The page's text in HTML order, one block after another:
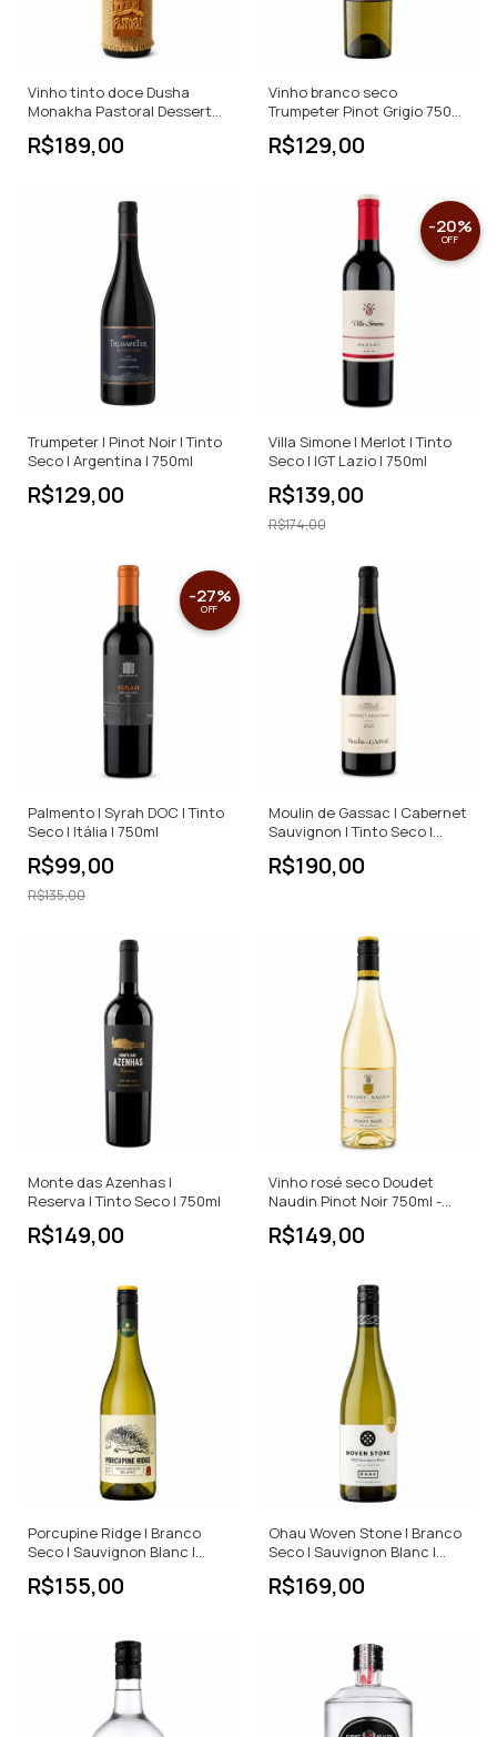
Vinho tinto doce Dusha
Monakha Pastoral Dessert
R$189,00
Vinho branco seco
Trumpeter Pinot Grigio 750
R$129,00
Trumpeter | Pinot Noir | Tinto
Seco | Argentina | 750ml
R$129,00
Villa Simone | Merlot | Tinto
Seco | IGT Lazio | 750ml
R$139,00
-20%
OFF
R$174,00
Palmento | Syrah DOC | Tinto
Seco | Itália | 750ml
R$99,00
-27%
OFF
R$135,00
Moulin de Gassac | Cabernet
Sauvignon | Tinto Seco |
R$190,00
Monte das Azenhas |
Reserva | Tinto Seco | 750ml
R$149,00
Vinho rosé seco Doudet
Naudin Pinot Noir 750ml -
França
R$149,00
Porcupine Ridge | Branco
Seco | Sauvignon Blanc |
R$155,00
Ohau Woven Stone | Branco
Seco | Sauvignon Blanc |
R$169,00